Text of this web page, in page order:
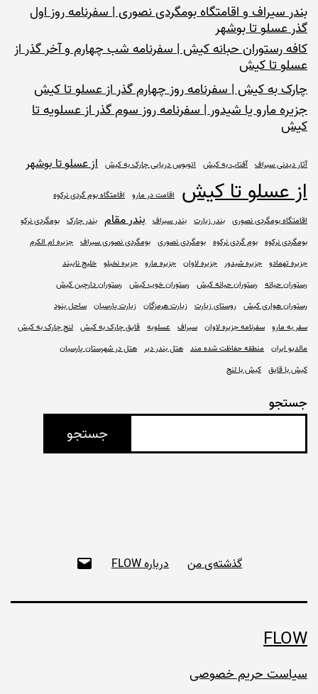
بندر سیراف و اقامتگاه بومگردی نصوری | سفرنامه روز اول
گذر عسلو تا بوشهر
کافه رستوران حبانه کیش | سفرنامه شب چهارم و آخر گذر از
عسلو تا کیش
چارک به کیش | سفرنامه روز چهارم گذر از عسلو تا کیش
جزیره مارو یا شیدور | سفرنامه روز سوم گذر از عسلویه تا
کیش
آثار دیدنی سیراف آفتاب به کیش اتوبوس دریایی چارک به کیش از عسلو تا بوشهر
از عسلو تا کیش اقامت در مارو اقامتگاه بوم گردی نرکوه
اقامتگاه بومگردی نصوری بندر زیارت بندر سیراف بندر مقام بندر چارک بومگردی نرکو
بومگردی نرکوه بوم گردی نرکوه بومگردی نصوری بومگردی نصوری سیراف جزیره ام الکرم
جزیره تهمادو جزیره شیدور جزیره لاوان جزیره مارو جزیره نخیلو خلیج نایبند
رستوران حبانه رستوران حبانه کیش رستوران خوب کیش رستوران دارچین کیش
رستوران هواری کیش روستای زیارت زیارت هرمزگان زیارت پارسیان ساحل بنود
سفر به مارو سفرنامه جزیره لاوان سیراف عسلویه قایق چارک به کیش لنج چارک به کیش
مالدیو ایران منطقه حفاظت شده مند هتل بندر دیر هتل در شهرستان پارسیان
کیش با قایق کیش با لنج
جستجو
جستجو
گذشته‌ی من درباره FLOW
FLOW
سیاست حریم خصوصی